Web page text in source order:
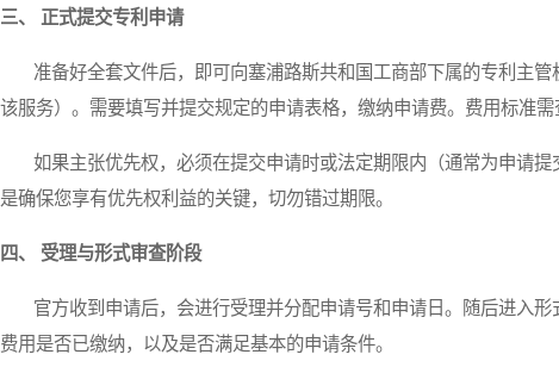
三、 正式提交专利申请
准备好全套文件后，即可向塞浦路斯共和国工商部下属的专利主管
该服务）。需要填写并提交规定的申请表格，缴纳申请费。费用标准需
如果主张优先权，必须在提交申请时或法定期限内（通常为申请提
是确保您享有优先权利益的关键，切勿错过期限。
四、 受理与形式审查阶段
官方收到申请后，会进行受理并分配申请号和申请日。随后进入形
费用是否已缴纳，以及是否满足基本的申请条件。